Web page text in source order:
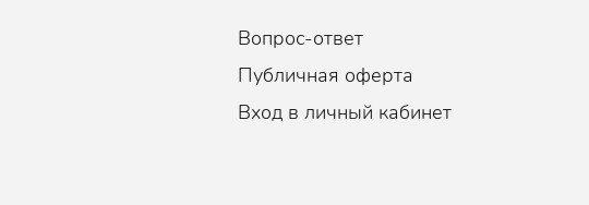
Вопрос-ответ
Публичная оферта
Вход в личный кабинет